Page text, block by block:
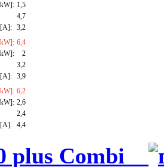
1,5
4,7
[A]: 3,2
6,4
2
3,2
[A]: 3,9
6,2
2,6
2,4
[A]: 4,4
plus Combi